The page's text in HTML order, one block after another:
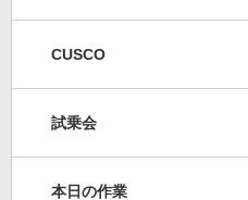
CUSCO
試乗会
本日の作業